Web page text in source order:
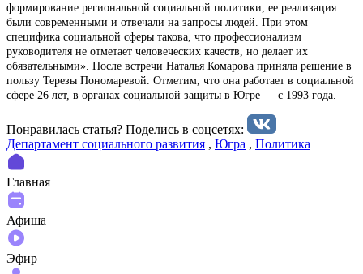
формирование региональной социальной политики, ее реализация
были современными и отвечали на запросы людей. При этом
специфика социальной сферы такова, что профессионализм
руководителя не отметает человеческих качеств, но делает их
обязательными». После встречи Наталья Комарова приняла решение в
пользу Терезы Пономаревой. Отметим, что она работает в социальной
сфере 26 лет, в органах социальной защиты в Югре — с 1993 года.
Понравилась статья? Поделиcь в соцсетях:
Департамент социального развития , Югра , Политика
Главная
Афиша
Эфир